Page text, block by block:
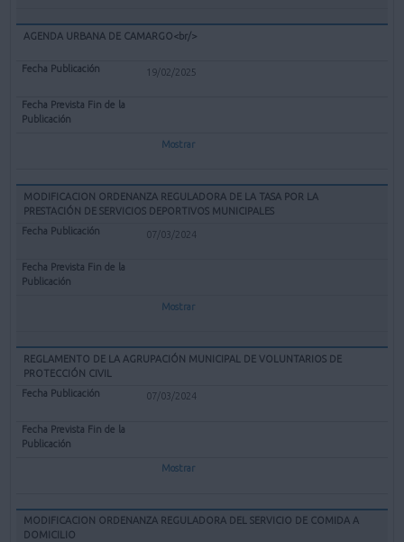
AGENDA URBANA DE CAMARGO<br/>
19/02/2025
Mostrar
MODIFICACION ORDENANZA REGULADORA DE LA TASA POR LA
PRESTACIÓN DE SERVICIOS DEPORTIVOS MUNICIPALES
07/03/2024
Mostrar
REGLAMENTO DE LA AGRUPACIÓN MUNICIPAL DE VOLUNTARIOS DE
PROTECCIÓN CIVIL
07/03/2024
Mostrar
MODIFICACION ORDENANZA REGULADORA DEL SERVICIO DE COMIDA A
DOMICILIO